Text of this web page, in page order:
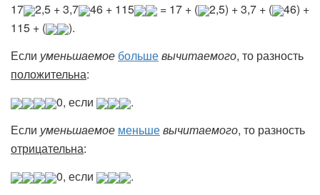
17
2,5 + 3,7 46 + 115 = 17 + ( 2,5) + 3,7 + (
46) +
115 + (
).
Если уменьшаемое большевычитаемого, то разность
положительна:
0, если
.
Если уменьшаемое меньшевычитаемого, то разность
отрицательна:
0, если
.